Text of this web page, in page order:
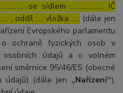
se sídlem ………………, IČ
, oddíl …, vložka ….. (dále jen
Evropského parlamentu
ochraně fyzických osob v
osobních údajů a o volném
směrnice 95/46/ES (obecné
údajů) (dále jen „Nařízení“),